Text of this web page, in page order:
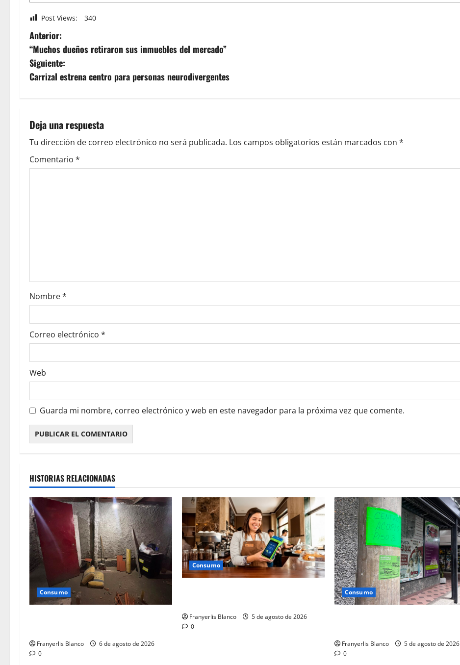
Post Views: 340
Anterior:
“Muchos dueños retiraron sus inmuebles del mercado”
Siguiente:
Carrizal estrena centro para personas neurodivergentes
Deja una respuesta
Tu dirección de correo electrónico no será publicada. Los campos obligatorios están marcados con *
Comentario *
Nombre*
Correo electrónico *
Web
Guarda mi nombre, correo electrónico y web en este navegador para la próxima vez que comente.
HISTORIAS RELACIONADAS
Consumo
Franyerlis Blanco
6 de agosto de 2026
0
Consumo
Franyerlis Blanco
5 de agosto de 2026
0
Consumo
Franyerlis Blanco
5 de agosto de 2026
0